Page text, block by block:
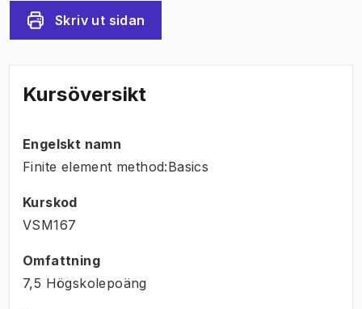
Skriv ut sidan
Kursöversikt
Engelskt namn
Finite element method:Basics
Kurskod
VSM167
Omfattning
7,5 Högskolepoäng